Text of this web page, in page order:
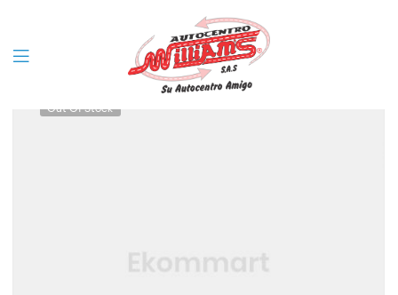
Menu
Out Of Stock